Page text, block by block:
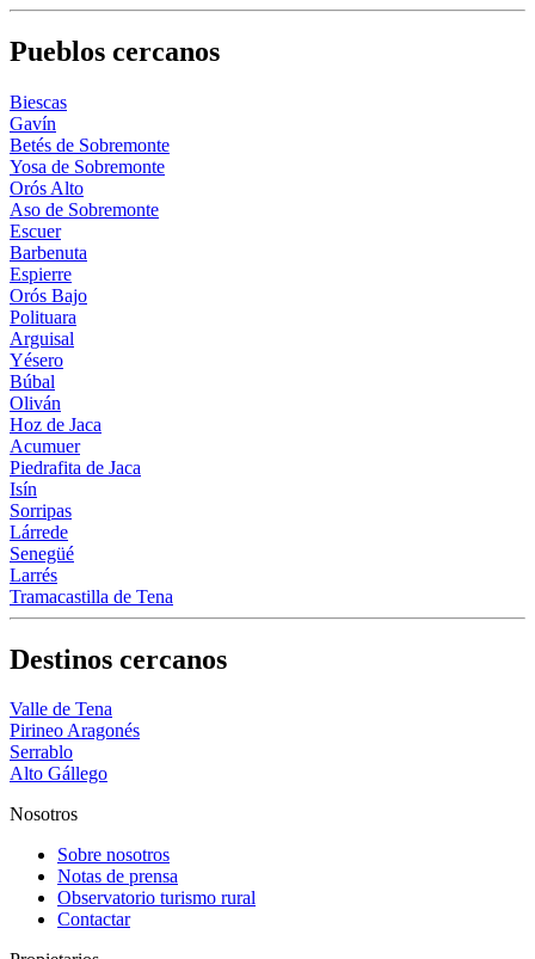
Pueblos cercanos
Biescas
Gavín
Betés de Sobremonte
Yosa de Sobremonte
Orós Alto
Aso de Sobremonte
Escuer
Barbenuta
Espierre
Orós Bajo
Polituara
Arguisal
Yésero
Búbal
Oliván
Hoz de Jaca
Acumuer
Piedrafita de Jaca
Isín
Sorripas
Lárrede
Senegüé
Larrés
Tramacastilla de Tena
Destinos cercanos
Valle de Tena
Pirineo Aragonés
Serrablo
Alto Gállego
Nosotros
Sobre nosotros
Notas de prensa
Observatorio turismo rural
Contactar